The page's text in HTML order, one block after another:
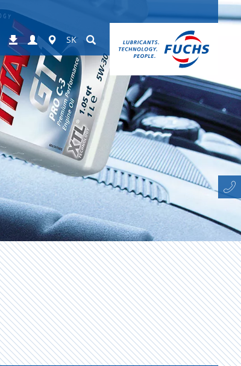
ShopNa
stiahnutie
Login Worldwide
SK Suchen